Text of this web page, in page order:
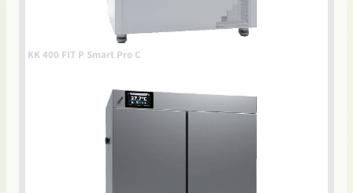
KK 400 FIT P Smart Pro C